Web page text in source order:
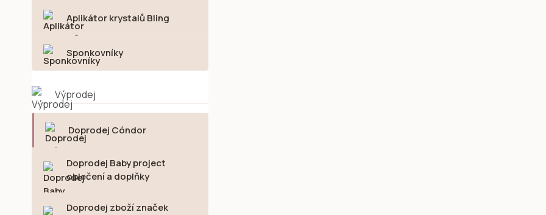
Aplikátor krystalů Bling
Sponkovníky
Výprodej
Doprodej Cóndor
Doprodej Baby project
oblečení a doplňky
Doprodej zboží značek